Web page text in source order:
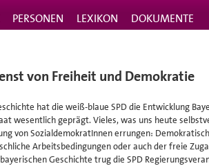
PERSONEN LEXIKON DOKUMENTE
von Freiheit und Demokratie
hat die weiß-blaue SPD die Entwicklung
wesentlich geprägt. Vieles, was uns heute
von SozialdemokratInnen errungen:
Arbeitsbedingungen oder auch der freie
Geschichte trug die SPD